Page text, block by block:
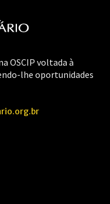
OSCIP voltada à
lhe oportunidades